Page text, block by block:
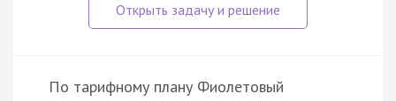
По тарифному плану Фиолетовый